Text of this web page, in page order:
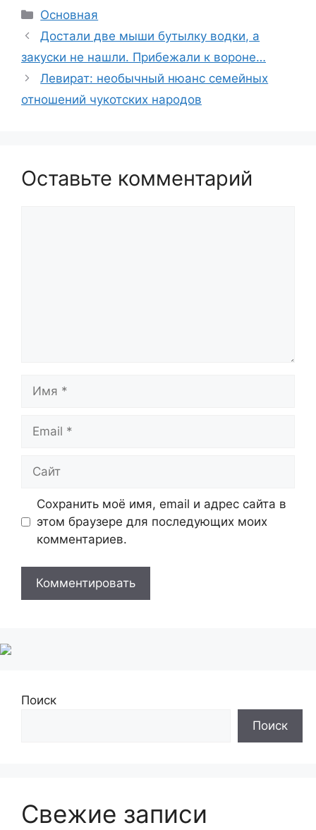
Рубрики
Основная
Достали две мыши бутылку водки, а
закуски не нашли. Прибежали к вороне…
Левират: необычный нюанс семейных
отношений чукотских народов
Оставьте комментарий
Имя
Email
Сайт
Сохранить моё имя, email и адрес сайта в
этом браузере для последующих моих
комментариев.
Поиск
Поиск
Свежие записи